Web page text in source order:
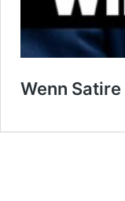
Wenn